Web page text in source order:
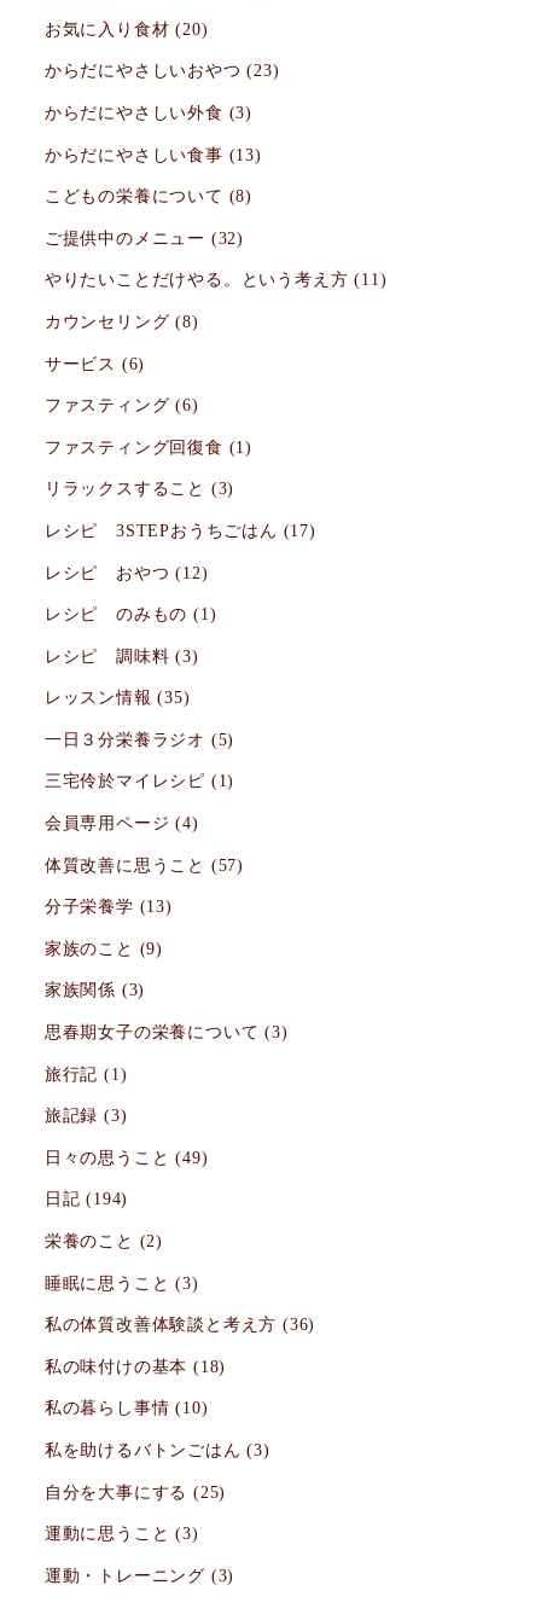
お気に入り食材 (20)
からだにやさしいおやつ (23)
からだにやさしい外食 (3)
からだにやさしい食事 (13)
こどもの栄養について (8)
ご提供中のメニュー (32)
やりたいことだけやる。という考え方 (11)
カウンセリング (8)
サービス (6)
ファスティング (6)
ファスティング回復食 (1)
リラックスすること (3)
レシピ 3STEPおうちごはん (17)
レシピ おやつ (12)
レシピ のみもの (1)
レシピ 調味料 (3)
レッスン情報 (35)
一日３分栄養ラジオ (5)
三宅伶於マイレシピ (1)
会員専用ページ (4)
体質改善に思うこと (57)
分子栄養学 (13)
家族のこと (9)
家族関係 (3)
思春期女子の栄養について (3)
旅行記 (1)
旅記録 (3)
日々の思うこと (49)
日記 (194)
栄養のこと (2)
睡眠に思うこと (3)
私の体質改善体験談と考え方 (36)
私の味付けの基本 (18)
私の暮らし事情 (10)
私を助けるバトンごはん (3)
自分を大事にする (25)
運動に思うこと (3)
運動・トレーニング (3)